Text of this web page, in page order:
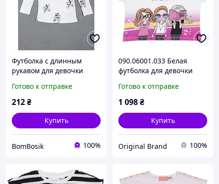
Футболка с длинным
рукавом для девочки
Готово к отправке
212₴
Купить
BomBosik 100%
090.06001.033 Белая
футболка для девочки
см
Готово к отправке
1 098₴
Купить
Original Brand 100%